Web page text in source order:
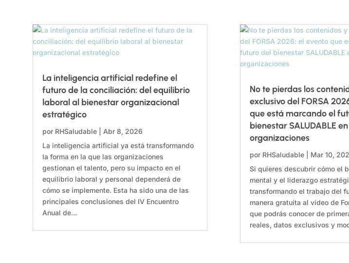
La inteligencia artificial redefine el
futuro de la conciliación: del equilibrio
laboral al bienestar organizacional
estratégico
por RHSaludable
Abr 8, 2026
La inteligencia artificial ya está transformando
la forma en la que las organizaciones
gestionan el talento, pero su impacto en el
equilibrio laboral y personal dependerá de
cómo se implemente. Esta ha sido una de las
principales conclusiones del IV Encuentro
Anual de...
No te pierdas los
exclusivo del FORSA
que está marcando el
bienestar SALUDABLE
organizaciones
por RHSaludable| Mar 10,
Si quieres descubrir cómo el
mental y el liderazgo
transformando el trabajo del
manera gratuita al vídeo de
que podrás conocer de
reales, datos exclusivos y